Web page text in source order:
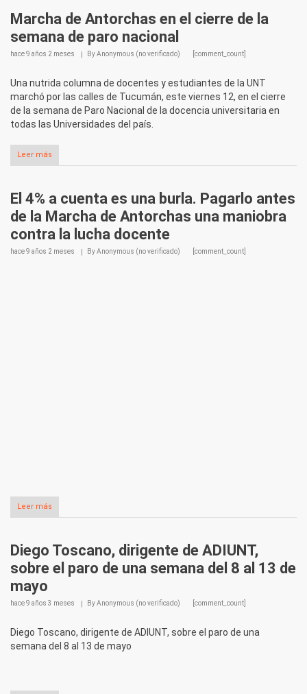
Marcha de Antorchas en el cierre de la
semana de paro nacional
hace9 años 2 meses ByAnonymous (no verificado) [comment_count]
Una nutrida columna de docentes y estudiantes de la UNT
marchó por las calles de Tucumán, este viernes 12, en el cierre
de la semana de Paro Nacional de la docencia universitaria en
todas las Universidades del país.
Leer más
El 4% a cuenta es una burla. Pagarlo antes
de la Marcha de Antorchas una maniobra
contra la lucha docente
hace9 años 2 meses ByAnonymous (no verificado) [comment_count]
Leer más
Diego Toscano, dirigente de ADIUNT,
sobre el paro de una semana del 8 al 13 de
mayo
hace9 años 3 meses ByAnonymous (no verificado) [comment_count]
Diego Toscano, dirigente de ADIUNT, sobre el paro de una
semana del 8 al 13 de mayo